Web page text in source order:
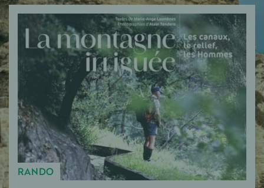
RANDO